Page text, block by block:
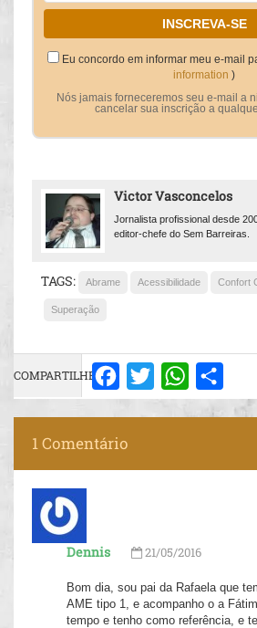
Eu concordo em informar meu e-mail
information )
Nós jamais forneceremos seu e-mail a
cancelar sua inscrição a
Victor Vasconcelos
Jornalista profissional desde
editor-chefe do Sem Barreiras.
TAGS: Abrame Acessibilidade Confort
Superação
COMPARTILHE: Facebook
Twitter WhatsApp
1 Comentário
Dennis 21/05/2016
Bom dia, sou pai da Rafaela que
AME tipo 1, e acompanho o a
tempo e tenho como referência, e